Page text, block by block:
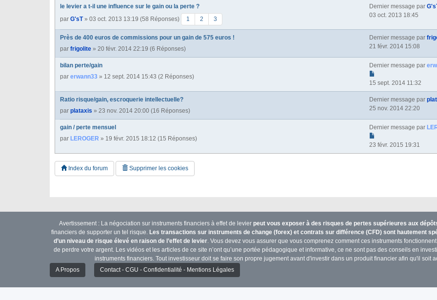
le levier a t-il une influence sur le gain ou la perte ?
par G'sT» 03 oct. 2013 13:19 (58 Réponses) 1 2 3
Dernier message par
03 oct. 2013 18:45
Près de 400 euros de commissions pour un gain de 575 euros !
par frigolite » 20 févr. 2014 22:19 (6 Réponses)
Dernier message par
21 févr. 2014 15:08
bilan perte/gain
par erwann33 » 12 sept. 2014 15:43 (2 Réponses)
Dernier message par
15 sept. 2014 11:32
Ratio risque/gain, escroquerie intellectuelle?
par plataxis » 23 nov. 2014 20:00 (16 Réponses)
Dernier message par
25 nov. 2014 22:20
gain / perte mensuel
par LEROGER » 19 févr. 2015 18:12 (15 Réponses)
Dernier message par
23 févr. 2015 19:31
Index du forum Supprimer les cookies
Avertissement : La négociation sur instruments financiers à effet de levier peut vous exposer à des risques de pertes supérieures aux
financiers de supporter un tel risque. Les transactions sur instruments de change (forex) et contrats sur différence (CFD) sont hautement
d’un niveau de risque élevé en raison de l’effet de levier. Vous devez vous assurer que vous comprenez comment ces instruments
de perdre votre argent. Les vidéos et les articles de ce site n’ont qu’une portée pédagogique et informative, ce ne sont pas des conseils en
instruments financiers. Tout investisseur doit se faire son propre jugement avant d'investir dans un produit financier afin qu'il soit
A Propos
Contact - CGU - Confidentialité - Mentions Légales